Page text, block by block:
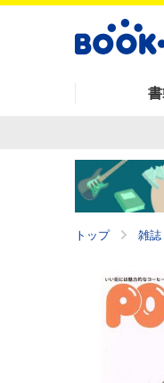
トップ 雑誌